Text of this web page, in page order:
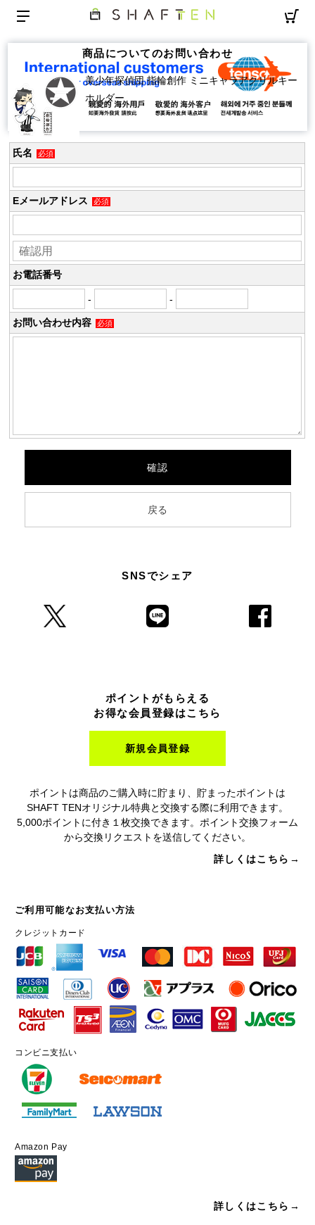
商品についてのお問い合わせ
美少年探偵団 指輪創作 ミニキャラアクリルキー
ホルダー
氏名 必須
Eメールアドレス 必須
お電話番号
- -
お問い合わせ内容 必須
SNSでシェア
ポイントがもらえる
お得な会員登録はこちら
新規会員登録
ポイントは商品のご購入時に貯まり、貯まったポイントは
SHAFT TENオリジナル特典と交換する際に利用できます。
5,000ポイントに付き１枚交換できます。ポイント交換フォーム
から交換リクエストを送信してください。
詳しくはこちら→
ご利用可能なお支払い方法
クレジットカード
コンビニ支払い
Amazon Pay
詳しくはこちら→